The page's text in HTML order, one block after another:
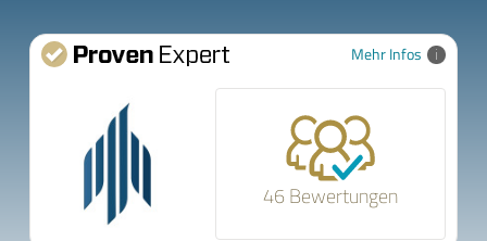
Mehr Infos
46 Bewertungen